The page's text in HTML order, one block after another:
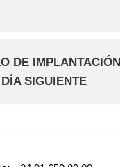
DE
SIGUIENTE